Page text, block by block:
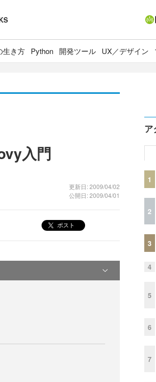
生き方 Python 開発ツール UX／デザイン
入門
更新日: 2009/04/02
公開日: 2009/04/01
ポスト
ア
1
2
3
4
5
6
7